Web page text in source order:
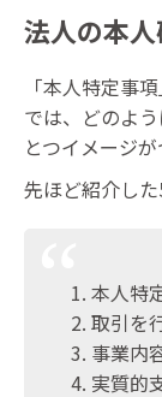
法人の本
「本人特定事
では、どのよ
とつイメージ
先ほど紹介した
本人特
取引を
事業内
実質的